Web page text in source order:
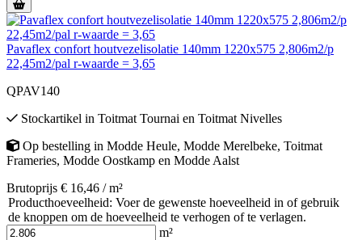
Pavaflex confort houtvezelisolatie 140mm 1220x575 2,806m2/p
22,45m2/pal r-waarde = 3,65
QPAV140
Stockartikel in Toitmat Tournai en Toitmat Nivelles
Op bestelling in Modde Heule, Modde Merelbeke, Toitmat
Frameries, Modde Oostkamp en Modde Aalst
Brutoprijs € 16,46 / m²
Producthoeveelheid: Voer de gewenste hoeveelheid in of gebruik
de knoppen om de hoeveelheid te verhogen of te verlagen.
m²